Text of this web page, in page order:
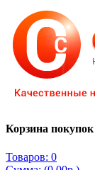
Корзина покупок
Товаров: 0